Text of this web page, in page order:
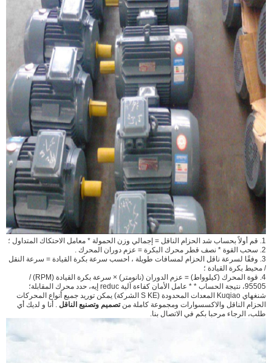
1. قم أولاً بحساب شد الحزام الناقل = إجمالي وزن الحمولة * معامل الاحتكاك المتداول ؛
2. سحب القوة * نصف قطر محرك
البكرة = عزم دوران المحرك .
3. وفقًا لسرعة ناقل الحزام لمسافات طويلة ، احسب سرعة
بكرة القيادة = سرعة النقل
/ محيط بكرة القيادة ؛
4. قوة المحرك (كيلوواط) = عزم الدوران (نانومتر) × سرعة
بكرة القيادة
(RPM) /
95505، نتيجة الحساب * * عامل الأمان كفاءة
آلية إيه، حدد محرك المقابلة؛
شنغهاي Kuqiao المعدات المحدودة
(S
KE الشركة) يمكن توريد جميع أنواع المحركات
الحزام الناقل والاكسسوارات ومجموعة كاملة منتصميم وتصنيع الناقل . أنا و لديك أي
طلب، الرجاء مرحبا بكم في الاتصال بنا.